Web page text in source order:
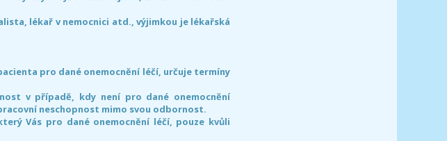
lékař v nemocnici atd., výjimkou je lékařská
pro dané onemocnění léčí, určuje termíny
v případě, kdy není pro dané onemocnění
neschopnost mimo svou odbornost.
Vás pro dané onemocnění léčí, pouze kvůli